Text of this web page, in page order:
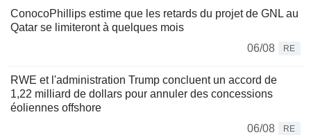
ConocoPhillips estime que les retards du projet de GNL au
Qatar se limiteront à quelques mois
06/08
RE
RWE et l'administration Trump concluent un accord de
1,22 milliard de dollars pour annuler des concessions
éoliennes offshore
06/08
RE